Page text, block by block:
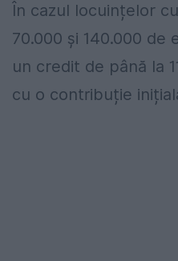
În cazul locuințelor
70.000 și 140.000 de
un credit de până la
cu o contribuție